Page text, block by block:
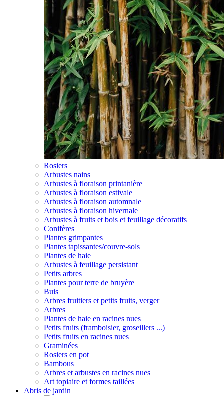
Rosiers
Arbustes nains
Arbustes à floraison printanière
Arbustes à floraison estivale
Arbustes à floraison automnale
Arbustes à floraison hivernale
Arbustes à fruits et bois et feuillage décoratifs
Conifères
Plantes grimpantes
Plantes tapissantes/couvre-sols
Plantes de haie
Arbustes à feuillage persistant
Petits arbres
Plantes pour terre de bruyère
Buis
Arbres fruitiers et petits fruits, verger
Arbres
Plantes de haie en racines nues
Petits fruits (framboisier, groseillers ...)
Petits fruits en racines nues
Graminées
Rosiers en pot
Bambous
Arbres et arbustes en racines nues
Art topiaire et formes taillées
Abris de jardin